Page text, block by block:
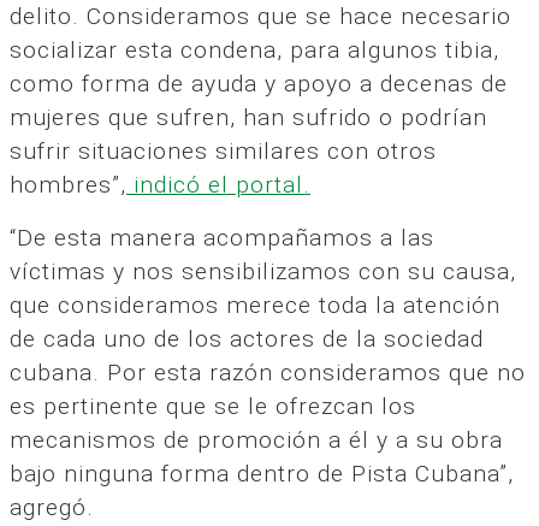
delito. Consideramos que se hace necesario
socializar esta condena, para algunos tibia,
como forma de ayuda y apoyo a decenas de
mujeres que sufren, han sufrido o podrían
sufrir situaciones similares con otros
hombres”, indicó el portal.
“De esta manera acompañamos a las
víctimas y nos sensibilizamos con su causa,
que consideramos merece toda la atención
de cada uno de los actores de la sociedad
cubana. Por esta razón consideramos que no
es pertinente que se le ofrezcan los
mecanismos de promoción a él y a su obra
bajo ninguna forma dentro de Pista Cubana”,
agregó.